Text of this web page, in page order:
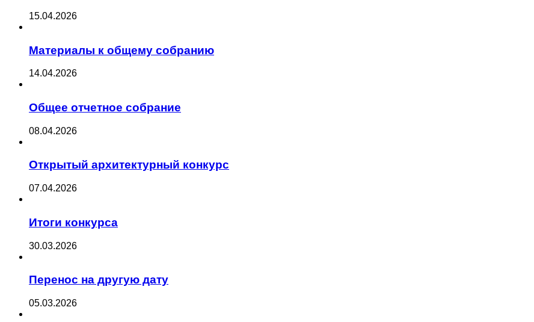
15.04.2026
Материалы к общему собранию
14.04.2026
Общее отчетное собрание
08.04.2026
Открытый архитектурный конкурс
07.04.2026
Итоги конкурса
30.03.2026
Перенос на другую дату
05.03.2026